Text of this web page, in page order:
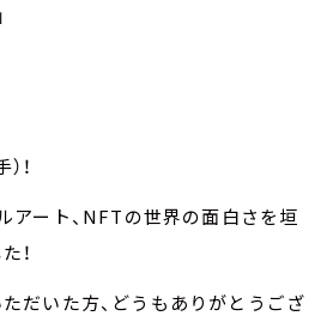
！
アート、NFTの世界の面白さを垣
！
だいた方、どうもありがとうござ